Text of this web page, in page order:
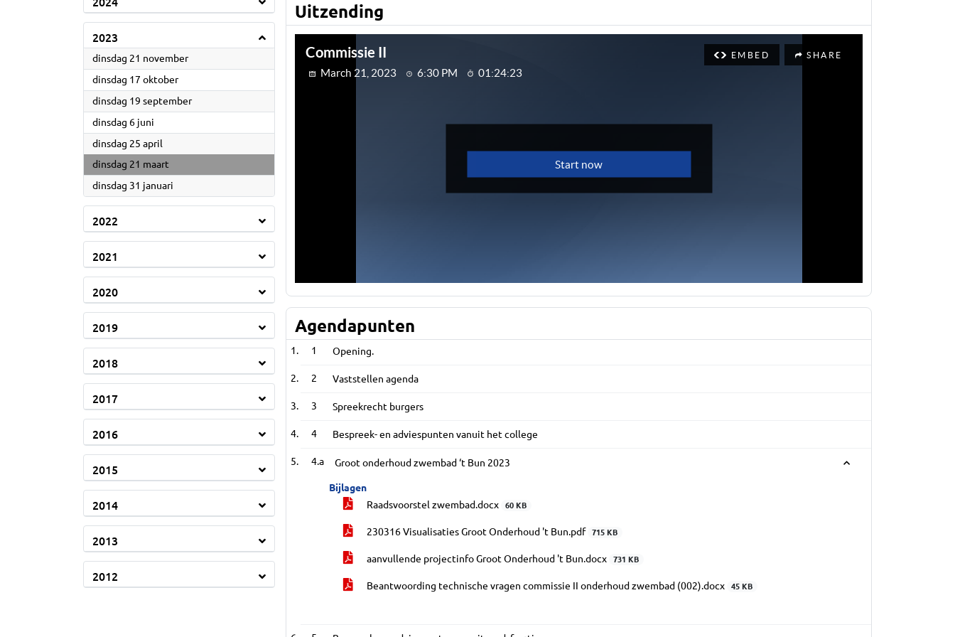
2023
dinsdag 21 november2023
dinsdag 17 oktober2023
dinsdag 19 september2023
dinsdag 6 juni
dinsdag 25 april
dinsdag 21 maart
dinsdag 31 januari
2022
2021
2020
2019
2018
2017
2016
2015
2014
2013
2012
Uitzending
Agendapunten
1 Opening.
2 Vaststellen agenda
3 Spreekrecht burgers
4 Bespreek- en adviespunten vanuit het college
4.a Groot onderhoud zwembad ‘t Bun 2023
Bijlagen
Raadsvoorstel zwembad.docx
60 KB
230316 Visualisaties Groot Onderhoud 't Bun.pdf 715 KB
aanvullende projectinfo Groot Onderhoud 't Bun.docx 731 KB
Beantwoording technische vragen commissie II onderhoud zwembad (002).docx 45 KB